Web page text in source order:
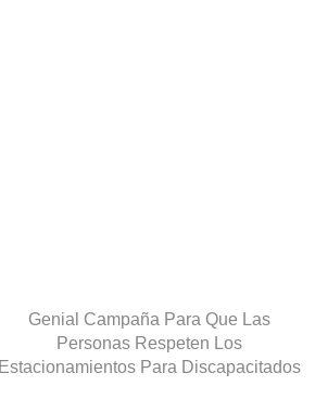
Genial Campaña Para Que Las
Personas Respeten Los
Estacionamientos Para Discapacitados